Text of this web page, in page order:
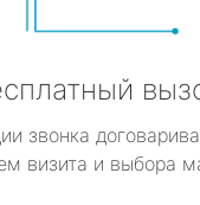
звонка
визита и выбора